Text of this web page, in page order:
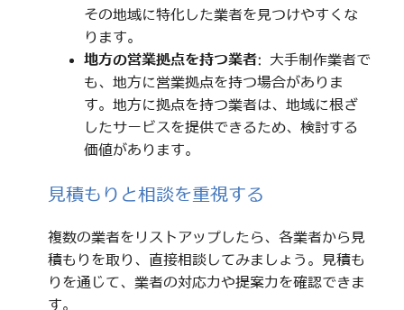
その地域に特化した業者を見つけやすくな
ります。
地方の営業拠点を持つ業者: 大手制作業者で
も、地方に営業拠点を持つ場合がありま
す。地方に拠点を持つ業者は、地域に根ざ
したサービスを提供できるため、検討する
価値があります。
見積もりと相談を重視する
複数の業者をリストアップしたら、各業者から見
積もりを取り、直接相談してみましょう。見積も
りを通じて、業者の対応力や提案力を確認できま
す。